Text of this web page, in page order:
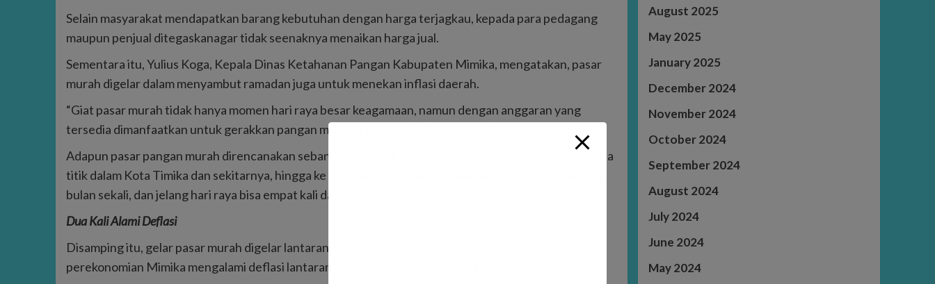
Selain masyarakat mendapatkan barang kebutuhan dengan harga terjagkau, kepada para pedagang
maupun penjual ditegaskanagar tidak seenaknya menaikan harga jual.
Sementara itu, Yulius Koga, Kepala Dinas Ketahanan Pangan Kabupaten Mimika, mengatakan, pasar
murah digelar dalam menyambut ramadan juga untuk menekan inflasi daerah.
“Giat pasar murah tidak hanya momen hari raya besar keagamaan, namun dengan anggaran yang
tersedia dimanfaatkan untuk gerakkan pangan murah mengatasi inflasi daerah,” sebutnya.
Adapun pasar pangan murah direncanakan sebanyak 22 kali di tahun 2023 dengan menyasar beberapa
titik dalam Kota Timika dan sekitarnya, hingga ke wilayah pesisir dan pedalaman. Kita agendakan dua
bulan sekali, dan jelang hari raya bisa empat kali dalam sebulan, kata Yulius.
Dua Kali Alami Deflasi
Disamping itu, gelar pasar murah digelar lantaran selama dua bulan, Januari dan Februari 2023,
perekonomian Mimika mengalami deflasi lantaran masih banyaknya barang stock lama.
August 2025
May 2025
January 2025
December 2024
November 2024
October 2024
September 2024
August 2024
July 2024
June 2024
May 2024